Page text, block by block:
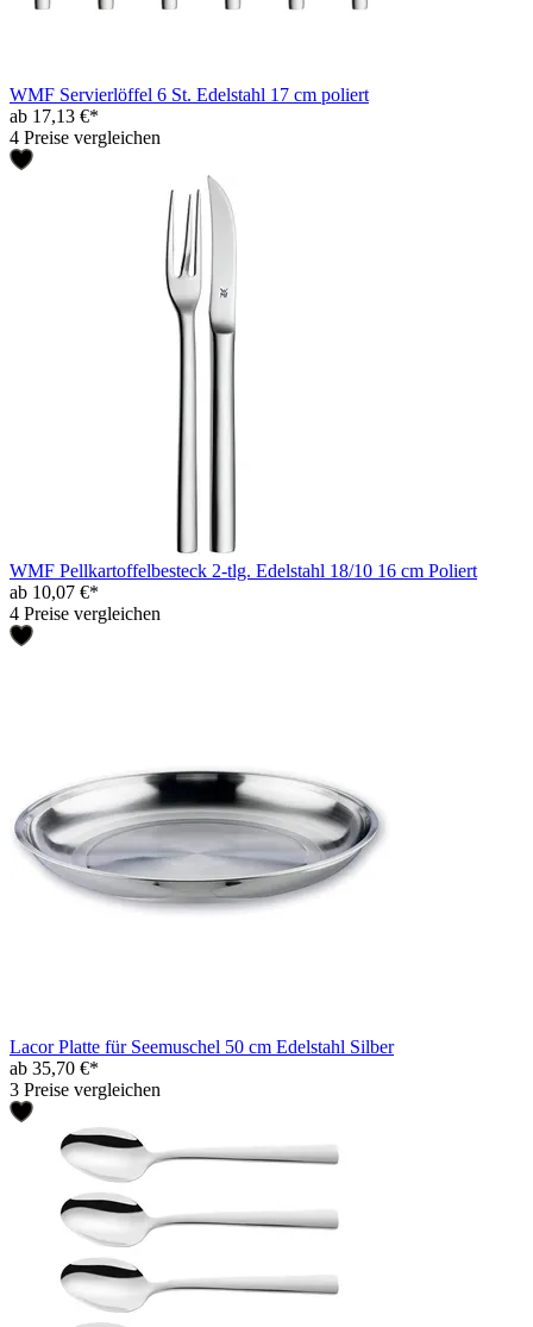
WMF Servierlöffel 6 St. Edelstahl 17 cm poliert
ab 17,13 €*
4 Preise vergleichen
WMF Pellkartoffelbesteck 2-tlg. Edelstahl 18/10 16 cm Poliert
ab 10,07 €*
4 Preise vergleichen
Lacor Platte für Seemuschel 50 cm Edelstahl Silber
ab 35,70 €*
3 Preise vergleichen